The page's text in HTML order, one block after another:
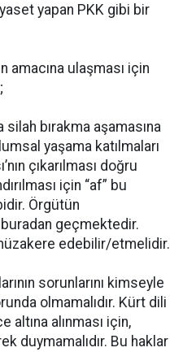
yapan PKK gibi bir
amacına ulaşması için
bırakma aşamasına
yaşama katılmaları
çıkarılması doğru
için “af” bu
Örgütün
buradan geçmektedir.
edebilir/etmelidir.
sorunlarını kimseyle
olmamalıdır. Kürt dili
alınması için,
duymamalıdır. Bu haklar